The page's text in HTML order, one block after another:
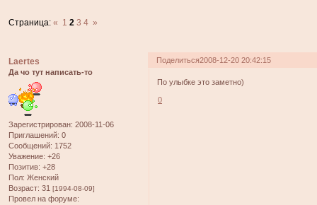
Страница:« 1 2 3 4 »
Поделиться2008-12-20 20:42:15
Laertes
Да чо тут написать-то
Зарегистрирован: 2008-11-06
Приглашений: 0
Сообщений: 1752
Уважение: +26
Позитив: +28
Пол: Женский
Возраст: 31 [1994-08-09]
Провел на форуме:
По улыбке это заметно)
0